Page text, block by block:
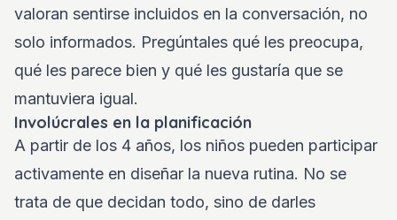
valoran sentirse incluidos en la conversación, no
solo informados. Pregúntales qué les preocupa,
qué les parece bien y qué les gustaría que se
mantuviera igual.
Involúcrales en la planificación
A partir de los 4 años, los niños pueden participar
activamente en diseñar la nueva rutina. No se
trata de que decidan todo, sino de darles